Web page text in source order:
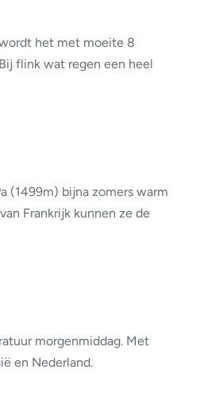
het met moeite 8
flink wat regen een heel
(1499m) bijna zomers warm
Frankrijk kunnen ze de
morgenmiddag. Met
en Nederland.